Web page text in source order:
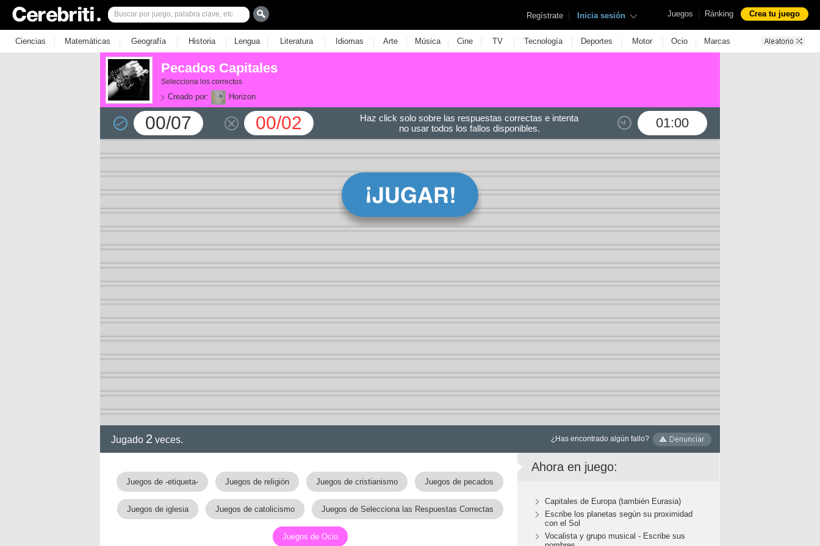
Juegos | Ránking Crea tu juego
Regístrate | Inicia sesión
Ciencias | Matemáticas | Geografía | Historia | Lengua | Literatura | Idiomas | Arte | Música | Cine | TV | Tecnología | Deportes | Motor | Ocio | Marcas
Pecados Capitales
Selecciona los correctos
Creado por: Horizon
00/07 00/02 01:00
Haz click solo sobre las respuestas correctas e intenta
no usar todos los fallos disponibles.
Jugado 2 veces. ¿Has encontrado algún fallo?
Juegos de -etiqueta- Juegos de religión Juegos de cristianismo Juegos de pecados
Juegos de iglesia Juegos de catolicismo Juegos de Selecciona las Respuestas Correctas
Juegos de Ocio
Ahora en juego:
Capitales de Europa (también Eurasia)
Escribe los planetas según su proximidad
con el Sol
Vocalista y grupo musical - Escribe sus